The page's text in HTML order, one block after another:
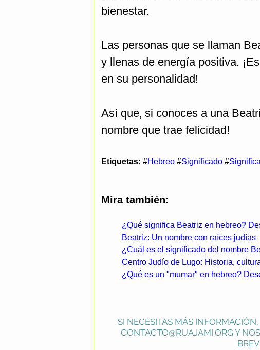
bienestar.
Las personas que se llaman
y llenas de energía positiva.
en su personalidad!
Así que‚ si conoces a una
nombre que trae felicidad!
Etiquetas: #Hebreo #Significado #
Mira también:
¿Qué significa Beatriz en hebreo?
Beatriz: Un nombre con raíces judías
¿Cuál es el significado del nombre
Centro Judío de Lugo: Historia,
¿Qué es un "mumar" en hebreo?
SI NECESITAS MÁS
CONTACTO@RUAJAMI.ORGY